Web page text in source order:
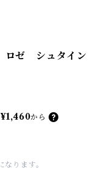
ゼ シュタイン
¥1,460から
ります。